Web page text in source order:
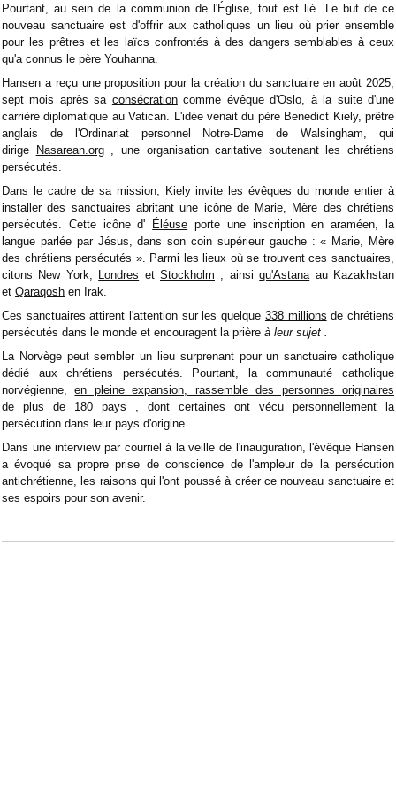
Pourtant, au sein de la communion de l'Église, tout est lié. Le but de ce
nouveau sanctuaire est d'offrir aux catholiques un lieu où prier ensemble
pour les prêtres et les laïcs confrontés à des dangers semblables à ceux
qu'a connus le père Youhanna.
Hansen a reçu une proposition pour la création du sanctuaire en août 2025,
sept mois après sa consécrationcomme évêque d'Oslo, à la suite d'une
carrière diplomatique au Vatican. L'idée venait du père Benedict Kiely, prêtre
anglais de l'Ordinariat personnel Notre-Dame de Walsingham, qui
dirige
Nasarean.org, une organisation caritative soutenant les chrétiens
persécutés.
Dans le cadre de sa mission, Kiely invite les évêques du monde entier à
installer des sanctuaires abritant une icône de Marie, Mère des chrétiens
persécutés. Cette icône d'
Éléuse porte une inscription en araméen, la
langue parlée par Jésus, dans son coin supérieur gauche : « Marie, Mère
des chrétiens persécutés ». Parmi les lieux où se trouvent ces sanctuaires,
citons New York,
Londres etStockholm , ainsiqu'Astana au Kazakhstan
et Qaraqosh en Irak.
Ces sanctuaires attirent l'attention sur les quelque 338 millions de chrétiens
persécutés dans le monde et encouragent la prière à leur sujet .
La Norvège peut sembler un lieu surprenant pour un sanctuaire catholique
dédié aux chrétiens persécutés. Pourtant, lacommunauté catholique
norvégienne,en pleine expansion, rassemble des personnes originaires
de plus de 180 pays , dont certaines ont vécu personnellement la
persécution dans leur pays d'origine.
Dans une interview par courriel à la veille de l'inauguration, l'évêque Hansen
a évoqué sa propre prise de conscience de l'ampleur de la persécution
antichrétienne, les raisons qui l'ont poussé à créer ce nouveau sanctuaire et
ses espoirs pour son avenir.